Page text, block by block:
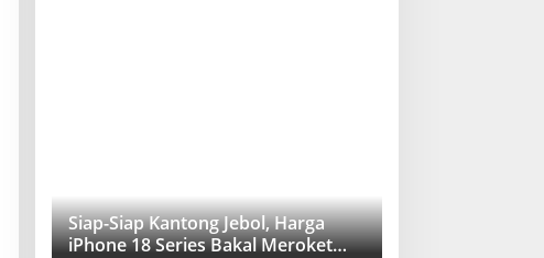
Siap-Siap Kantong Jebol, Harga
iPhone 18 Series Bakal Meroket